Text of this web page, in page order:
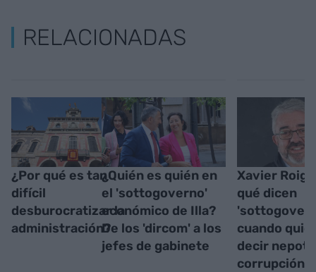
RELACIONADAS
¿Por qué es tan
difícil
desburocratizar la
administración?
¿Quién es quién en
el 'sottogoverno'
económico de Illa?
De los 'dircom' a los
jefes de gabinete
Xavier Roig
qué dicen
cuando
decir
corrupción?